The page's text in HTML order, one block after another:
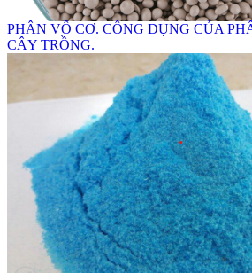
PHÂN VÔ CƠ. CÔNG DỤNG CỦA
CÂY TRỒNG.